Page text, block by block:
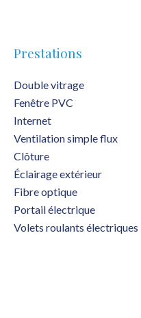
Prestations
Double vitrage
Fenêtre PVC
Internet
Ventilation simple flux
Clôture
Éclairage extérieur
Fibre optique
Portail électrique
Volets roulants électriques